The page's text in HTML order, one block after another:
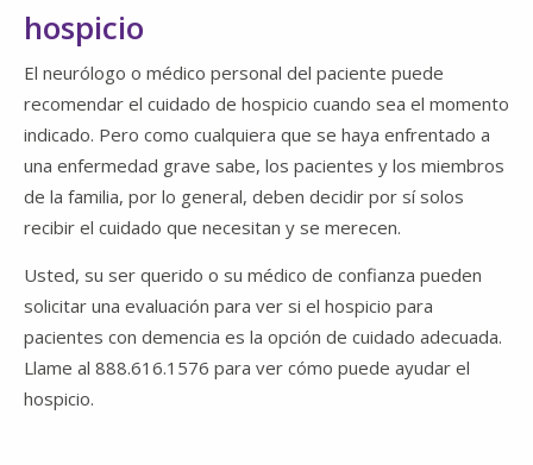
hospicio
El neurólogo o médico personal del paciente puede
recomendar el cuidado de hospicio cuando sea el momento
indicado. Pero como cualquiera que se haya enfrentado a
una enfermedad grave sabe, los pacientes y los miembros
de la familia, por lo general, deben decidir por sí solos
recibir el cuidado que necesitan y se merecen.
Usted, su ser querido o su médico de confianza pueden
solicitar una evaluación para ver si el hospicio para
pacientes con demencia es la opción de cuidado adecuada.
Llame al 888.616.1576 para ver cómo puede ayudar el
hospicio.